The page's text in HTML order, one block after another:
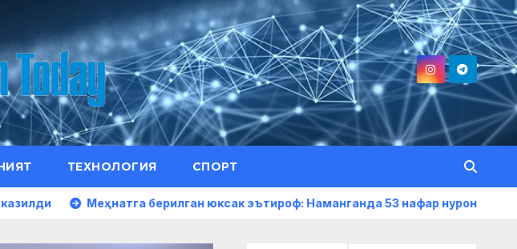
ТЕХНОЛОГИЯ СПОРТ
Меҳнатга берилган юксак эътироф: Наманганда 53 нафар нуроний «Меҳнат